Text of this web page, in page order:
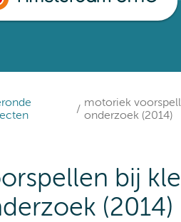
motoriek
onderzoek (2014)
bij
(2014)